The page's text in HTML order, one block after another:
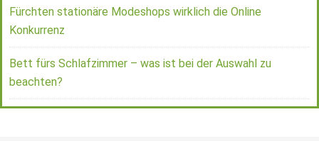
Fürchten stationäre Modeshops wirklich die Online
Konkurrenz
Bett fürs Schlafzimmer – was ist bei der Auswahl zu
beachten?